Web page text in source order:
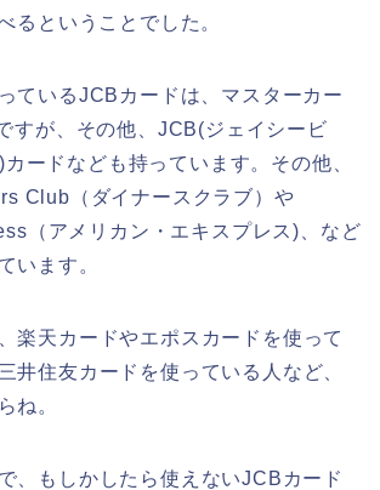
るということでした。
ているJCBカードは、マスターカー
すが、その他、JCB(ジェイシービ
ードなども持っています。その他、
Club（ダイナースクラブ）や
（アメリカン・エキスプレス)、など
います。
楽天カードやエポスカードを使って
井住友カードを使っている人など、
ね。
、もしかしたら使えないJCBカード